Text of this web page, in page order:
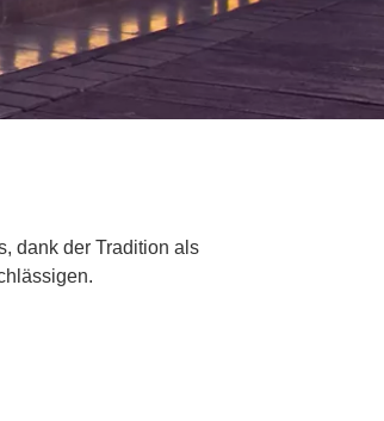
dank der Tradition als